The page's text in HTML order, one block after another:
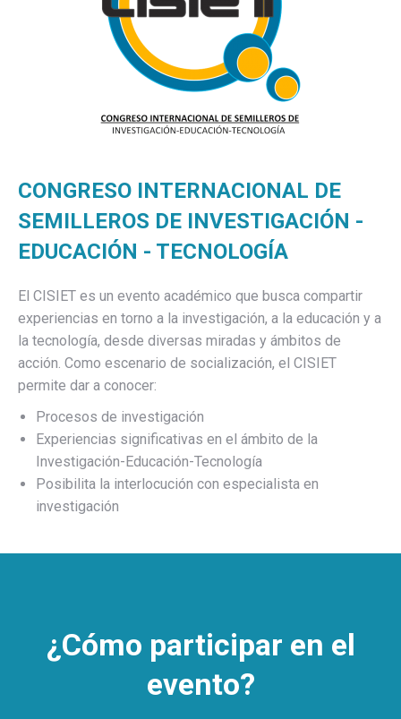
CONGRESO INTERNACIONAL DE
SEMILLEROS DE INVESTIGACIÓN -
EDUCACIÓN - TECNOLOGÍA
El CISIET es un evento académico que busca compartir
experiencias en torno a la investigación, a la educación y a
la tecnología, desde diversas miradas y ámbitos de
acción. Como escenario de socialización, el CISIET
permite dar a conocer:
Procesos de investigación
Experiencias significativas en el ámbito de la
Investigación-Educación-Tecnología
Posibilita la interlocución con especialista en
investigación
¿Cómo participar en el
evento?